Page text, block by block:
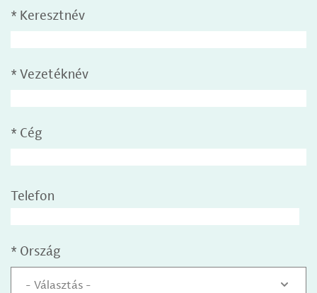
* Keresztnév
* Vezetéknév
* Cég
Telefon
* Ország
- Választás -